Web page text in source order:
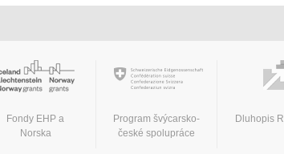
Fondy EHP a
Norska
Program švýcarsko-
české spolupráce
Dluhopis